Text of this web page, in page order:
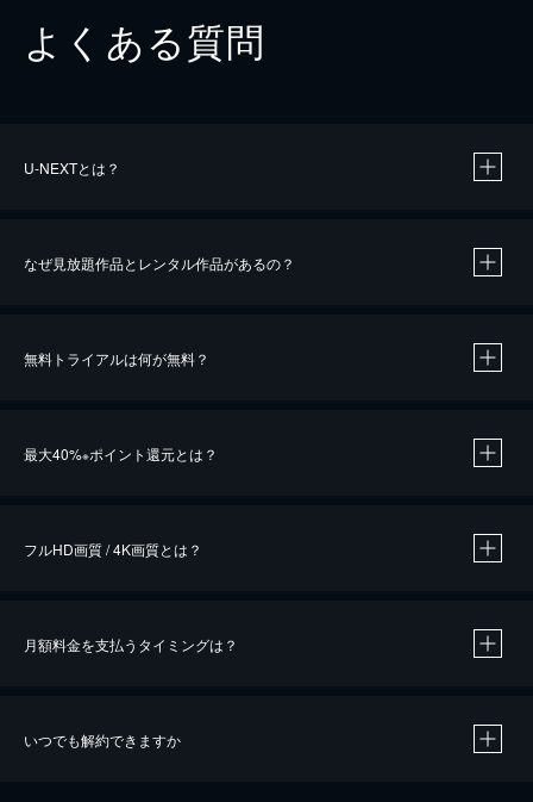
よくある質問
U-NEXTとは？
なぜ見放題作品とレンタル作品があるの？
無料トライアルは何が無料？
最大40%※ポイント還元とは？
※40％ポイント還元の対象は、クレジットカード決済による作品の購入 / レンタルです。
フルHD画質 / 4K画質とは？
月額料金を支払うタイミングは？
いつでも解約できますか